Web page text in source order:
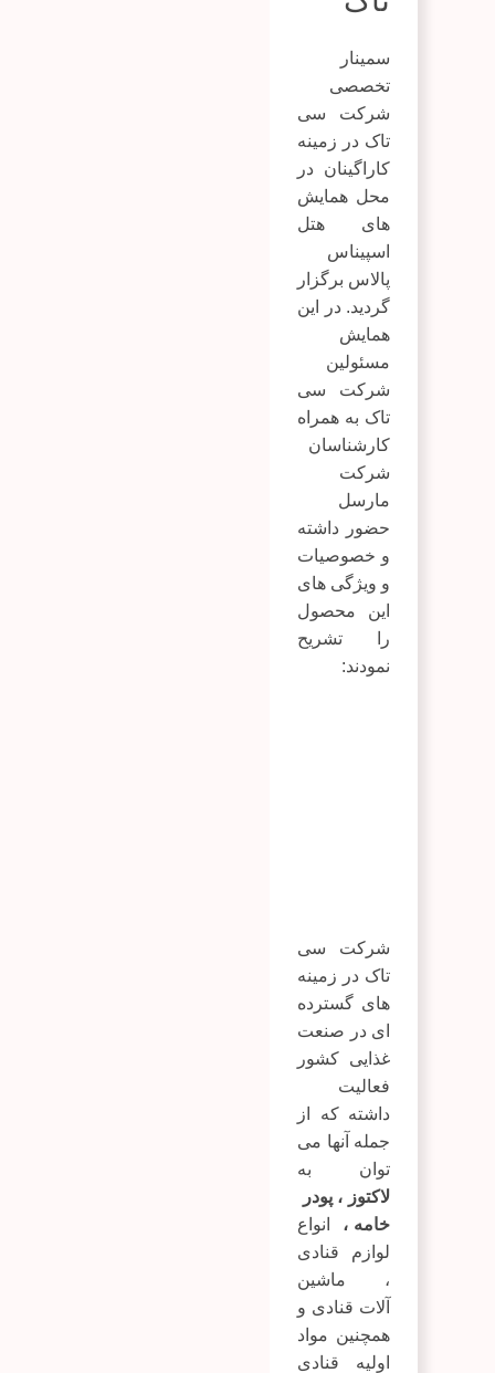
سمینار
تخصصی
شرکت سی
تاک در زمینه
کاراگینان در
محل همایش
های هتل
اسپیناس
پالاس برگزار
گردید. در این
همایش
مسئولین
شرکت سی
تاک به همراه
کارشناسان
شرکت
مارسل
حضور داشته
و خصوصیات
و ویژگی های
این محصول
را تشریح
نمودند:
شرکت سی
تاک در زمینه
های گسترده
ای در صنعت
غذایی کشور
فعالیت
داشته که از
جمله آنها می
توان به
لاکتوز ،پودر
خامه ،
انواع
لوازم قنادی
، ماشین
آلات قنادی و
همچنین مواد
اولیه قنادی